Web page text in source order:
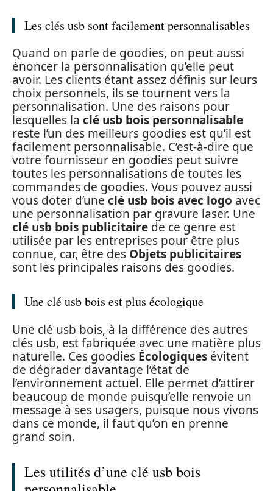
Les clés usb sont facilement personnalisables
Quand on parle de goodies, on peut aussi
énoncer la personnalisation qu’elle peut
avoir. Les clients étant assez définis sur leurs
choix personnels, ils se tournent vers la
personnalisation. Une des raisons pour
lesquelles la clé usb bois personnalisable
reste l’un des meilleurs goodies est qu’il est
facilement personnalisable. C’est-à-dire que
votre fournisseur en goodies peut suivre
toutes les personnalisations de toutes les
commandes de goodies. Vous pouvez aussi
vous doter d’une clé usb bois avec logo avec
une personnalisation par gravure laser. Une
clé usb bois publicitaire de ce genre est
utilisée par les entreprises pour être plus
connue, car, être des Objets publicitaires
sont les principales raisons des goodies.
Une clé usb bois est plus écologique
Une clé usb bois, à la différence des autres
clés usb, est fabriquée avec une matière plus
naturelle. Ces goodies Écologiques évitent
de dégrader davantage l’état de
l’environnement actuel. Elle permet d’attirer
beaucoup de monde puisqu’elle renvoie un
message à ses usagers, puisque nous vivons
dans ce monde, il faut qu’on en prenne
grand soin.
Les utilités d’une clé usb bois